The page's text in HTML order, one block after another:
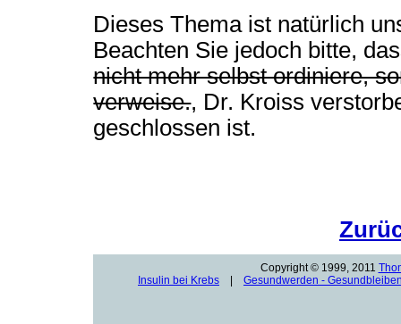
Dieses Thema ist natürlich
Beachten Sie jedoch bitte,
nicht mehr selbst ordiniere,
verweise., Dr. Kroiss
geschlossen ist.